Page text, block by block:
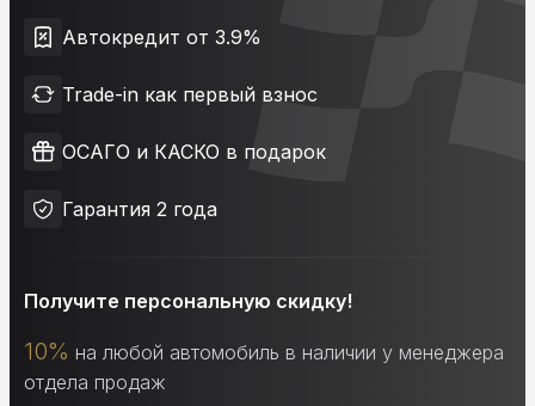
Автокредит от 3.9%
Trade-in как первый взнос
ОСАГО и КАСКО в подарок
Гарантия 2 года
Получите персональную скидку!
10% на любой автомобиль в наличии у менеджера
отдела продаж